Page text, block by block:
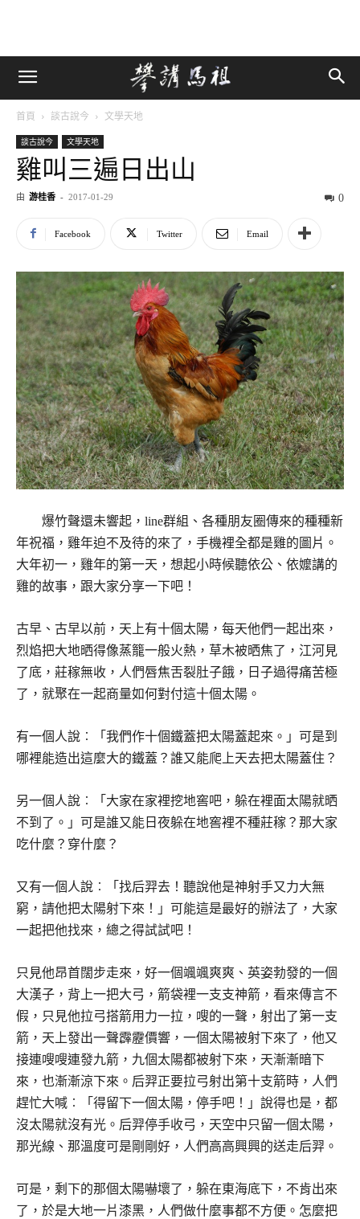
首頁 談古說今 文學天地
談古說今 文學天地
雞叫三遍日出山
由 游桂香 - 2017-01-29 0
Facebook Twitter Email
爆竹聲還未響起，line群組、各種朋友圈傳來的種種新
年祝福，雞年迫不及待的來了，手機裡全都是雞的圖片。
大年初一，雞年的第一天，想起小時候聽依公、依嬤講的
雞的故事，跟大家分享一下吧！
古早、古早以前，天上有十個太陽，每天他們一起出來，
烈焰把大地晒得像蒸籠一般火熱，草木被晒焦了，江河見
了底，莊稼無收，人們唇焦舌裂肚子餓，日子過得痛苦極
了，就聚在一起商量如何對付這十個太陽。
有一個人說︰「我們作十個鐵蓋把太陽蓋起來。」可是到
哪裡能造出這麼大的鐵蓋？誰又能爬上天去把太陽蓋住？
另一個人說︰「大家在家裡挖地窖吧，躲在裡面太陽就晒
不到了。」可是誰又能日夜躲在地窖裡不種莊稼？那大家
吃什麼？穿什麼？
又有一個人說︰「找后羿去！聽說他是神射手又力大無
窮，請他把太陽射下來！」可能這是最好的辦法了，大家
一起把他找來，總之得試試吧！
只見他昂首闊步走來，好一個颯颯爽爽、英姿勃發的一個
大漢子，背上一把大弓，箭袋裡一支支神箭，看來傳言不
假，只見他拉弓搭箭用力一拉，嗖的一聲，射出了第一支
箭，天上發出一聲霹靂價響，一個太陽被射下來了，他又
接連嗖嗖連發九箭，九個太陽都被射下來，天漸漸暗下
來，也漸漸涼下來。后羿正要拉弓射出第十支箭時，人們
趕忙大喊︰「得留下一個太陽，停手吧！」說得也是，都
沒太陽就沒有光。后羿停手收弓，天空中只留一個太陽，
那光線、那溫度可是剛剛好，人們高高興興的送走后羿。
可是，剩下的那個太陽嚇壞了，躲在東海底下，不肯出來
了，於是大地一片漆黑，人們做什麼事都不方便。怎麼把